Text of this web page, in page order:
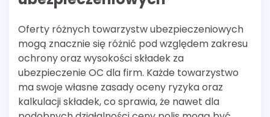
Oferty różnych towarzystw ubezpieczeniowych
mogą znacznie się różnić pod względem zakresu
ochrony oraz wysokości składek za
ubezpieczenie OC dla firm. Każde towarzystwo
ma swoje własne zasady oceny ryzyka oraz
kalkulacji składek, co sprawia, że nawet dla